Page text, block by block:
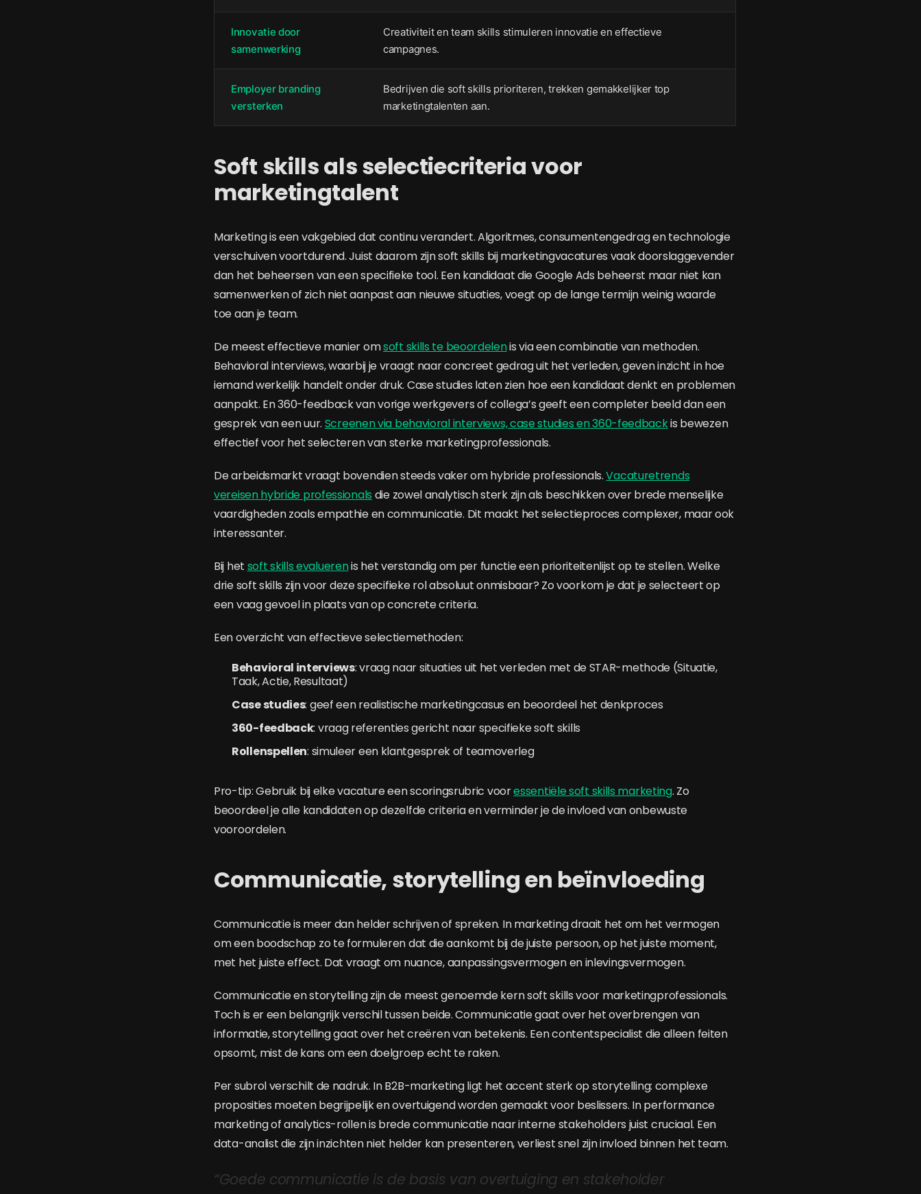
Innovatie door
samenwerking
Creativiteit en team skills stimuleren innovatie en effectieve
campagnes.
Employer branding
versterken
Bedrijven die soft skills prioriteren, trekken gemakkelijker top
marketingtalenten aan.
Soft skills als selectiecriteria voor
marketingtalent
Marketing is een vakgebied dat continu verandert. Algoritmes, consumentengedrag en technologie
verschuiven voortdurend. Juist daarom zijn soft skills bij marketingvacatures vaak doorslaggevender
dan het beheersen van een specifieke tool. Een kandidaat die Google Ads beheerst maar niet kan
samenwerken of zich niet aanpast aan nieuwe situaties, voegt op de lange termijn weinig waarde
toe aan je team.
De meest effectieve manier omsoft skills te beoordelenis via een combinatie van methoden.
Behavioral interviews, waarbij je vraagt naar concreet gedrag uit het verleden, geven inzicht in hoe
iemand werkelijk handelt onder druk. Case studies laten zien hoe een kandidaat denkt en problemen
aanpakt. En 360-feedback van vorige werkgevers of collega’s geeft een completer beeld dan een
gesprek van een uur. Screenen via behavioral interviews, case studies en 360-feedbackis bewezen
effectief voor het selecteren van sterke marketingprofessionals.
De arbeidsmarkt vraagt bovendien steeds vaker om hybride professionals.Vacaturetrends
vereisen hybride professionals die zowel analytisch sterk zijn als beschikken over brede menselijke
vaardigheden zoals empathie en communicatie. Dit maakt het selectieproces complexer, maar ook
interessanter.
Bij het soft skills evaluerenis het verstandig om per functie een prioriteitenlijst op te stellen. Welke
drie soft skills zijn voor deze specifieke rol absoluut onmisbaar? Zo voorkom je dat je selecteert op
een vaag gevoel in plaats van op concrete criteria.
Een overzicht van effectieve selectiemethoden:
Behavioral interviews: vraag naar situaties uit het verleden met de STAR-methode (Situatie,
Taak, Actie, Resultaat)
Case studies: geef een realistische marketingcasus en beoordeel het denkproces
360-feedback: vraag referenties gericht naar specifieke soft skills
Rollenspellen: simuleer een klantgesprek of teamoverleg
Pro-tip: Gebruik bij elke vacature een scoringsrubric vooressentiële soft skills marketing. Zo
beoordeel je alle kandidaten op dezelfde criteria en verminder je de invloed van onbewuste
vooroordelen.
Communicatie, storytelling en beïnvloeding
Communicatie is meer dan helder schrijven of spreken. In marketing draait het om het vermogen
om een boodschap zo te formuleren dat die aankomt bij de juiste persoon, op het juiste moment,
met het juiste effect. Dat vraagt om nuance, aanpassingsvermogen en inlevingsvermogen.
Communicatie en storytelling zijn de meest genoemde kern soft skills voor marketingprofessionals.
Toch is er een belangrijk verschil tussen beide. Communicatie gaat over het overbrengen van
informatie, storytelling gaat over het creëren van betekenis. Een contentspecialist die alleen feiten
opsomt, mist de kans om een doelgroep echt te raken.
Per subrol verschilt de nadruk. In B2B-marketing ligt het accent sterk op storytelling: complexe
proposities moeten begrijpelijk en overtuigend worden gemaakt voor beslissers. In performance
marketing of analytics-rollen is brede communicatie naar interne stakeholders juist cruciaal. Een
data-analist die zijn inzichten niet helder kan presenteren, verliest snel zijn invloed binnen het team.
“Goede communicatie is de basis van overtuiging en stakeholder